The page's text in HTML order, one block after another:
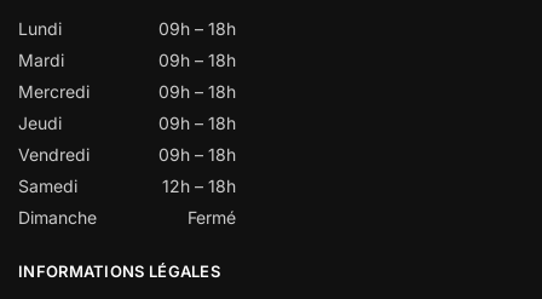
Lundi
09h – 18h
Mardi
09h – 18h
Mercredi
09h – 18h
Jeudi
09h – 18h
Vendredi
09h – 18h
Samedi
12h – 18h
Dimanche
Fermé
INFORMATIONS LÉGALES